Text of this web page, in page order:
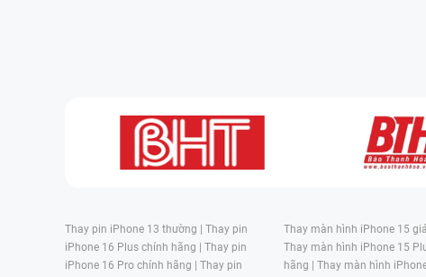
Thay pin iPhone 13 thường | Thay pin
iPhone 16 Plus chính hãng | Thay pin
iPhone 16 Pro chính hãng | Thay pin
Thay màn hình iPhone 15
Thay màn hình iPhone 15
hãng | Thay màn hình